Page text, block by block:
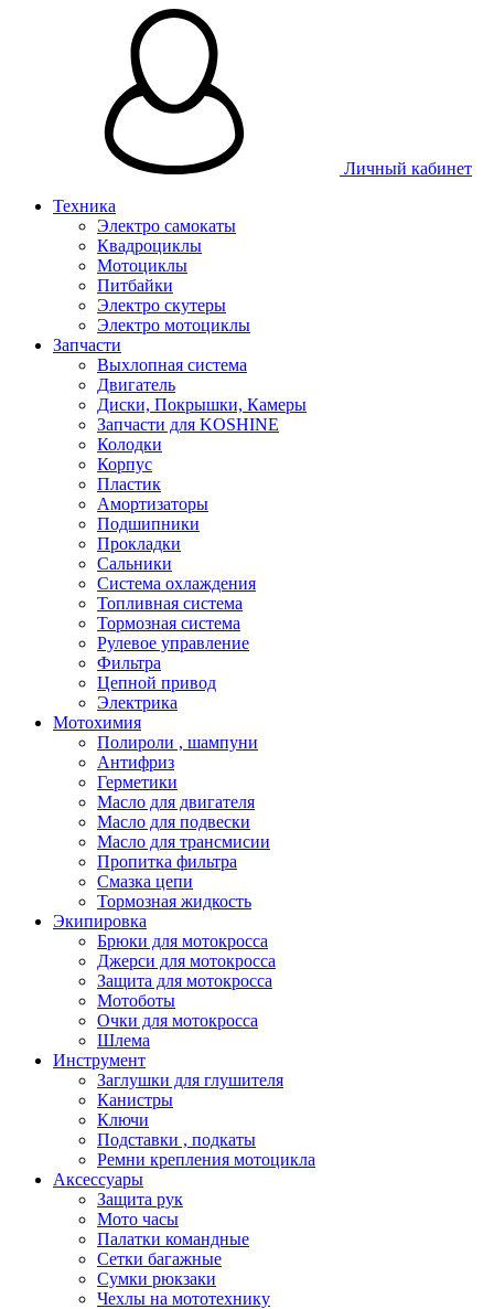
Личный кабинет
Техника
Электро самокаты
Квадроциклы
Мотоциклы
Питбайки
Электро скутеры
Электро мотоциклы
Запчасти
Выхлопная система
Двигатель
Диски, Покрышки, Камеры
Запчасти для KOSHINE
Колодки
Корпус
Пластик
Амортизаторы
Подшипники
Прокладки
Сальники
Система охлаждения
Топливная система
Тормозная система
Рулевое управление
Фильтра
Цепной привод
Электрика
Мотохимия
Полироли , шампуни
Антифриз
Герметики
Масло для двигателя
Масло для подвески
Масло для трансмисии
Пропитка фильтра
Смазка цепи
Тормозная жидкость
Экипировка
Брюки для мотокросса
Джерси для мотокросса
Защита для мотокросса
Мотоботы
Очки для мотокросса
Шлема
Инструмент
Заглушки для глушителя
Канистры
Ключи
Подставки , подкаты
Ремни крепления мотоцикла
Аксессуары
Защита рук
Мото часы
Палатки командные
Сетки багажные
Сумки рюкзаки
Чехлы на мототехнику